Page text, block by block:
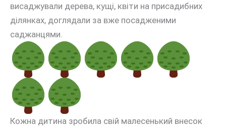
висаджували дерева, кущі, квіти на присадибних
ділянках, доглядали за вже посадженими
саджанцями.
Кожна дитина зробила свій малесенький внесок